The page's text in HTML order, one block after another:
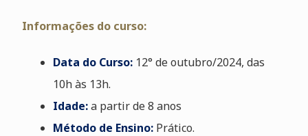
Informações do curso:
Data do Curso:12° de outubro/2024, das
10h às 13h.
Idade:a partir de 8 anos
Método de Ensino:Prático.